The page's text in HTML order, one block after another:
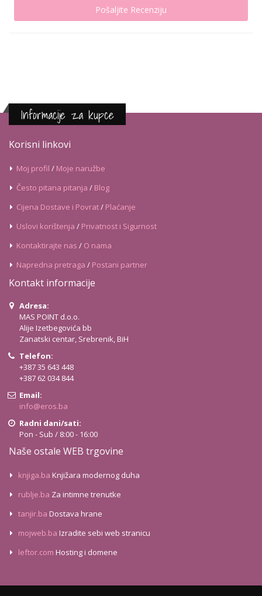
Pošaljite Recenziju
Informacije za kupce
Korisni linkovi
Moj profil / Moje naružbe
Često pitana pitanja / Blog
Cijena Dostave i Povrat/ Plaćanje
Uslovi korištenja / Privatnost i Sigurnost
Kontaktirajte nas / O nama
Napredna pretraga / Postani partner
Kontakt informacije
Adresa:
MAS POINT d.o.o.
Alije Izetbegovića bb
Zanatski centar, Srebrenik, BiH
Telefon:
+387 35 643 448
+387 62 034 844
Email:
info@eros.ba
Radni dani/sati:
Pon - Sub / 8:00 - 16:00
Naše ostale WEB trgovine
knjiga.ba Knjižara modernog duha
rublje.ba Za intimne trenutke
tanjir.ba Dostava hrane
mojweb.ba Izradite sebi web stranicu
leftor.com Hosting i domene